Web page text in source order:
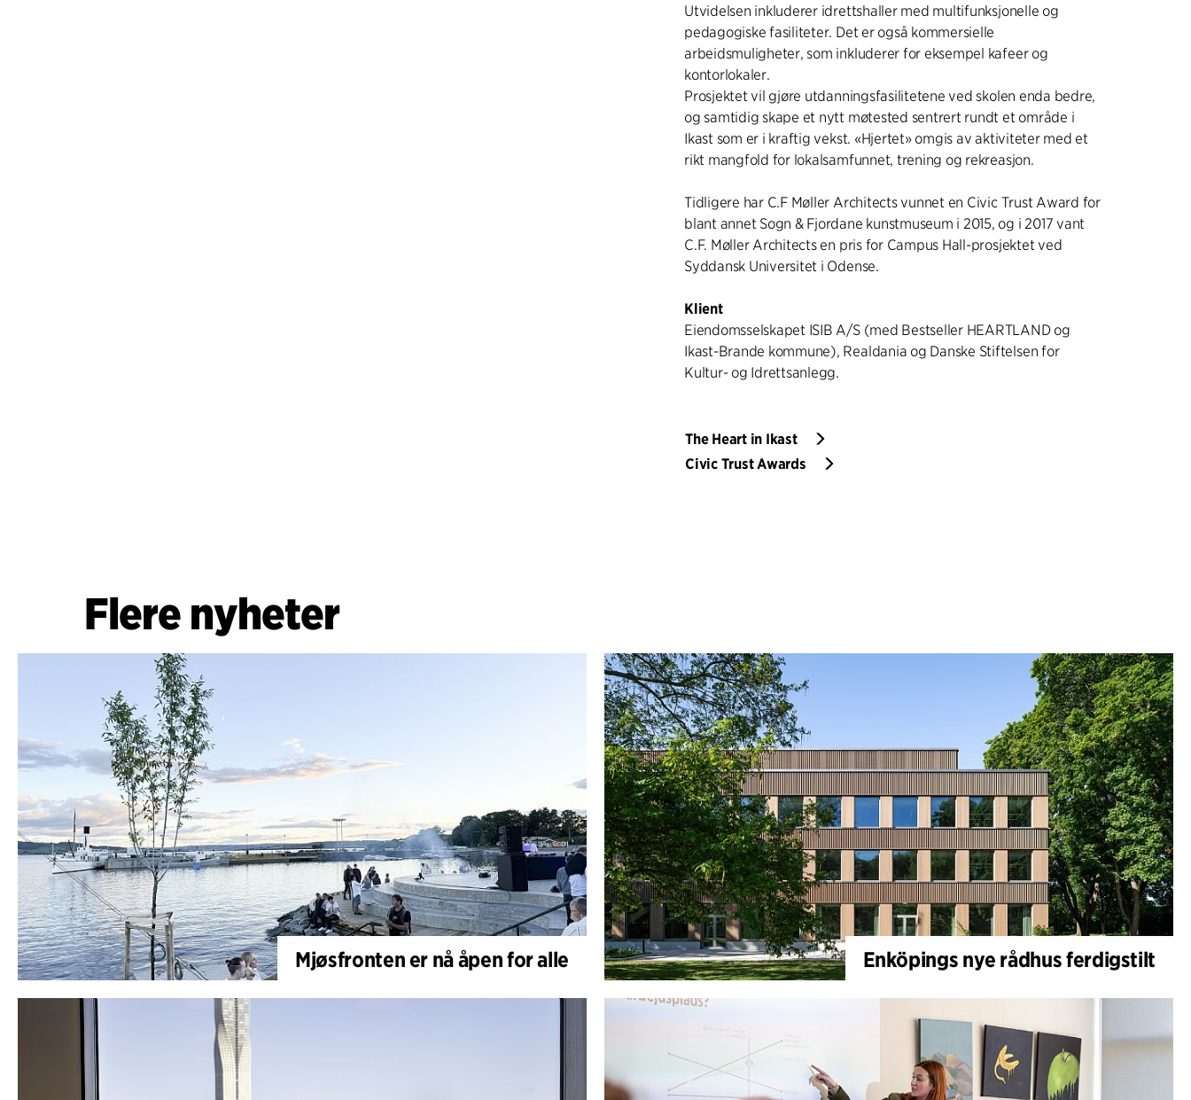
Utvidelsen inkluderer idrettshaller med multifunksjonelle og
pedagogiske fasiliteter. Det er også kommersielle
arbeidsmuligheter, som inkluderer for eksempel kafeer og
kontorlokaler.
Prosjektet vil gjøre utdanningsfasilitetene ved skolen enda bedre,
og samtidig skape et nytt møtested sentrert rundt et område i
Ikast som er i kraftig vekst. «Hjertet» omgis av aktiviteter med et
rikt mangfold for lokalsamfunnet, trening og rekreasjon.
Tidligere har C.F Møller Architects vunnet en Civic Trust Award for
blant annet Sogn & Fjordane kunstmuseum i 2015, og i 2017 vant
C.F. Møller Architects en pris for Campus Hall-prosjektet ved
Syddansk Universitet i Odense.
Klient
Eiendomsselskapet ISIB A/S (med Bestseller HEARTLAND og
Ikast-Brande kommune), Realdania og Danske Stiftelsen for
Kultur- og Idrettsanlegg.
The Heart in Ikast
Civic Trust Awards
Flere nyheter
Mjøsfronten er nå åpen for alle Enköpings nye rådhus ferdigstilt